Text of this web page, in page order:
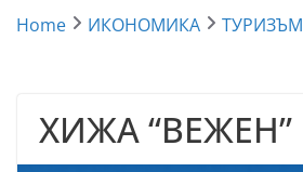
Home ИКОНОМИКА ТУРИЗЪМ
ХИЖА “ВЕЖЕН”